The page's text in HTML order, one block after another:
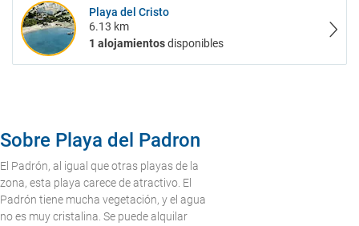
Playa del Cristo
6.13 km
1 alojamientosdisponibles
Sobre Playa del Padron
El Padrón, al igual que otras playas de la
zona, esta playa carece de atractivo. El
Padrón tiene mucha vegetación, y el agua
no es muy cristalina. Se puede alquilar